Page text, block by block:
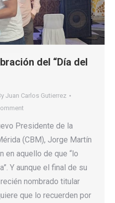
del “Día del
Juan Carlos Gutierrez
Presidente de la
(CBM), Jorge Martín
en aquello de que “lo
Y aunque el final de su
nombrado titular
que lo recuerden por